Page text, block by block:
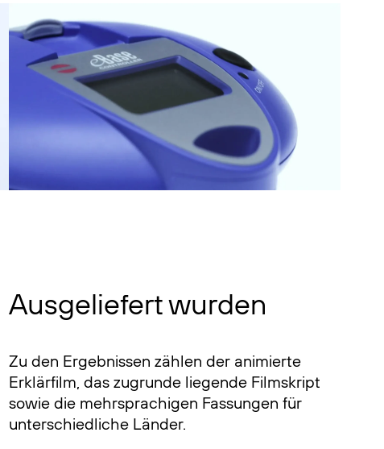
Ausgeliefert wurden
Zu den Ergebnissen zählen der animierte
Erklärfilm, das zugrunde liegende Filmskript
sowie die mehrsprachigen Fassungen für
unterschiedliche Länder.